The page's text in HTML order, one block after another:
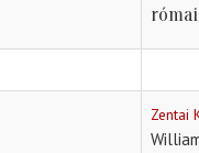
Zentai